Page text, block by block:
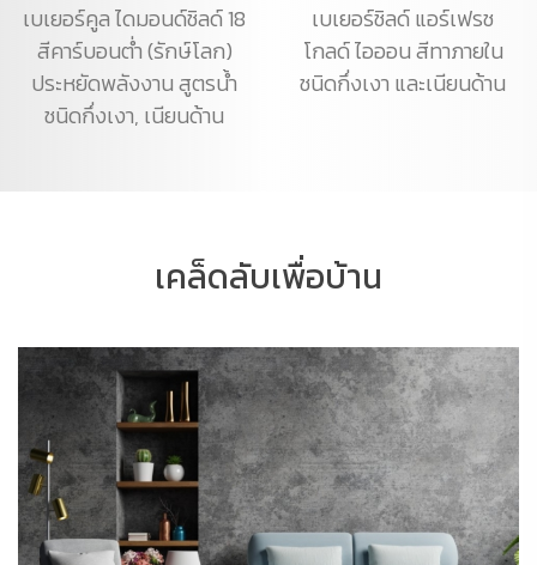
เบเยอร์คูล ไดมอนด์ชิลด์ 18
สีคาร์บอนต่ำ (รักษ์โลก)
ประหยัดพลังงาน สูตรน้ำ
ชนิดกึ่งเงา, เนียนด้าน
เบเยอร์ชิลด์ แอร์เฟรช
โกลด์ ไอออน สีทาภายใน
ชนิดกึ่งเงา และเนียนด้าน
เคล็ดลับเพื่อบ้าน